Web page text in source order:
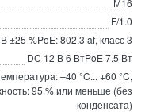
М16
F/1.0
±25 %PoE: 802.3 af, класс 3
DC 12 В 6 ВтPoE 7.5 Вт
–40 °C... +60 °C,
95 % или меньше (без
конденсата)